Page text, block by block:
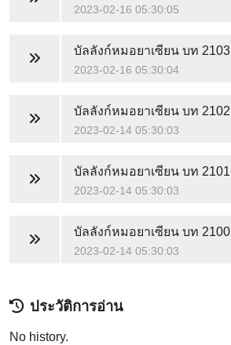
2023-02-16 05:30:05
บัลลังก์หมอยาเซียนบท 2103
2023-02-16 05:30:04
บัลลังก์หมอยาเซียนบท 2102
2023-02-14 05:30:03
บัลลังก์หมอยาเซียนบท 2101
2023-02-14 05:30:03
บัลลังก์หมอยาเซียนบท 2100
2023-02-14 05:30:03
ประวัติการอ่าน
No history.